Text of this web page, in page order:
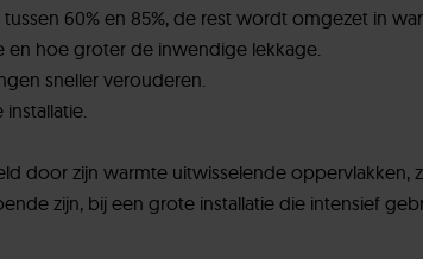
60% en 85%, de rest wordt omgezet in
hoe groter de inwendige lekkage.
sneller verouderen.
door zijn warmte uitwisselende
zijn, bij een grote installatie die intensief